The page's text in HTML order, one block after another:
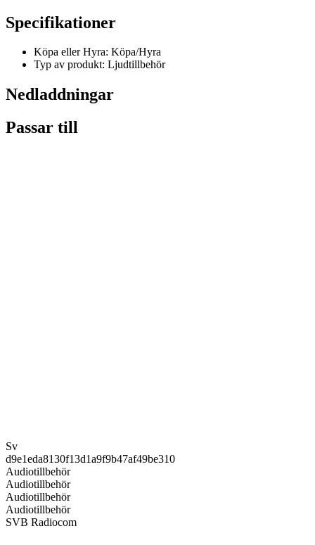
Specifikationer
Köpa eller Hyra: Köpa/Hyra
Typ av produkt: Ljudtillbehör
Nedladdningar
Passar till
Sv
d9e1eda8130f13d1a9f9b47af49be310
Audiotillbehör
Audiotillbehör
Audiotillbehör
Audiotillbehör
SVB Radiocom